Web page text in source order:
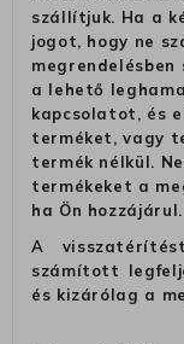
szállítjuk. Ha a
jogot, hogy ne
a lehető
kapcsolatot, és
terméket, vagy
termék nélkül.
termékeket a
ha Ön hozzájárul.
A
számított
és kizárólag a